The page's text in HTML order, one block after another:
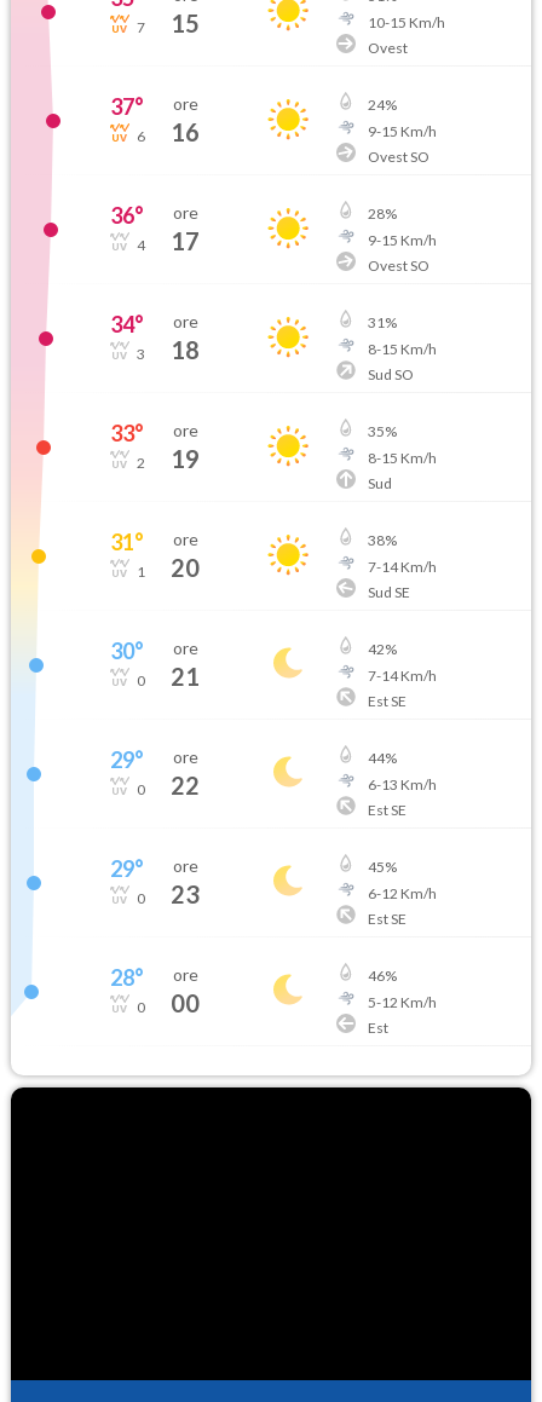
7 15
10-15 Km/h
Ovest
37°
6
ore
16
24%
9-15 Km/h
Ovest SO
36°
4
ore
17
28%
9-15 Km/h
Ovest SO
34°
3
ore
18
31%
8-15 Km/h
Sud SO
33°
2
ore
19
35%
8-15 Km/h
Sud
31°
1
ore
20
38%
7-14Km/h
Sud SE
30°
0
ore
21
42%
7-14Km/h
Est SE
29°
0
ore
22
44%
6-13 Km/h
Est SE
29°
0
ore
23
45%
6-12 Km/h
Est SE
28°
0
ore
00
46%
5-12 Km/h
Est